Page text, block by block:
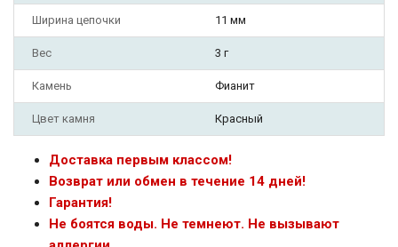
Ширина цепочки 11 мм
Вес 3 г
Камень Фианит
Цвет камня Красный
Доставка первым классом!
Возврат или обмен в течение 14 дней!
Гарантия!
Не боятся воды. Не темнеют. Не вызывают